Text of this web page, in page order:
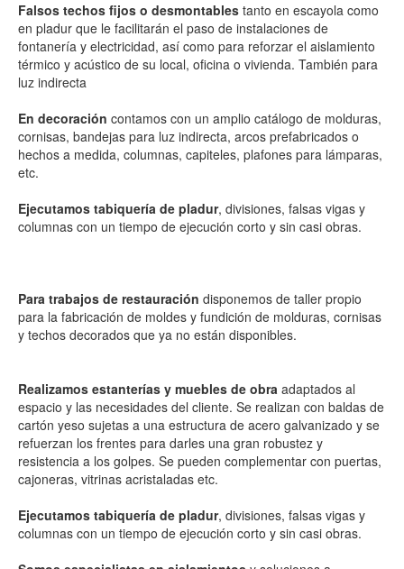
Falsos techos fijos o desmontables tanto en escayola como
en pladur que le facilitarán el paso de instalaciones de
fontanería y electricidad, así como para reforzar el aislamiento
térmico y acústico de su local, oficina o vivienda. También para
luz indirecta
En decoración contamos con un amplio catálogo de molduras,
cornisas, bandejas para luz indirecta, arcos prefabricados o
hechos a medida, columnas, capiteles, plafones para lámparas,
etc.
Ejecutamos tabiquería de pladur, divisiones, falsas vigas y
columnas con un tiempo de ejecución corto y sin casi obras.
Para trabajos de restauración disponemos de taller propio
para la fabricación de moldes y fundición de molduras, cornisas
y techos decorados que ya no están disponibles.
Realizamos estanterías y muebles de obra adaptados al
espacio y las necesidades del cliente. Se realizan con baldas de
cartón yeso sujetas a una estructura de acero galvanizado y se
refuerzan los frentes para darles una gran robustez y
resistencia a los golpes. Se pueden complementar con puertas,
cajoneras, vitrinas acristaladas etc.
Ejecutamos tabiquería de pladur, divisiones, falsas vigas y
columnas con un tiempo de ejecución corto y sin casi obras.